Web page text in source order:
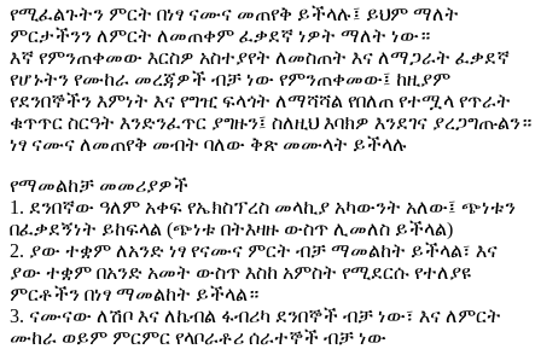
የሚፈልጉትን ምርት በነፃ ናሙና መጠየቅ ይችላሉ፤ ይህም ማለት
ምርታችንን ለምርት ለመጠቀም ፈቃደኛ ነዎት ማለት ነው።
እኛ የምንጠቀመው እርስዎ አስተያየት ለመስጠት እና ለማጋራት ፈቃደኛ
የሆኑትን የሙከራ መረጃዎች ብቻ ነው የምንጠቀመው፤ ከዚያም
የደንበኞችን እምነት እና የግዢ ፍላጎት ለማሻሻል የበለጠ የተሟላ የጥራት
ቁጥጥር ስርዓት እንድንፈጥር ያግዙን፤ ስለዚህ እባክዎ እንደገና ያረጋግጡልን።
ነፃ ናሙና ለመጠየቅ መብት ባለው ቅጽ መሙላት ይችላሉ
የማመልከቻ መመሪያዎች
1. ደንበኛው ዓለም አቀፍ የኤክስፕረስ መላኪያ አካውንት አለው፤ ጭነቱን
በፈቃደኝነት ይከፍላል (ጭነቱ በትእዛዙ ውስጥ ሊመለስ ይችላል)
2. ያው ተቋም ለአንድ ነፃ የናሙና ምርት ብቻ ማመልከት ይችላል፣ እና
ያው ተቋም በአንድ አመት ውስጥ እስከ አምስት የሚደርሱ የተለያዩ
ምርቶችን በነፃ ማመልከት ይችላል።
3. ናሙናው ለሽቦ እና ለኬብል ፋብሪካ ደንበኞች ብቻ ነው፣ እና ለምርት
ሙከራ ወይም ምርምር የላቦራቶሪ ሰራተኞች ብቻ ነው